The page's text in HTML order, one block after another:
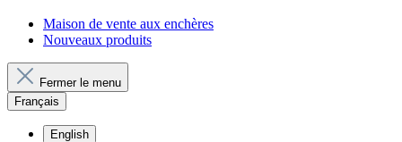
Maison de vente aux enchères
Nouveaux produits
Fermer le menu
Français
English